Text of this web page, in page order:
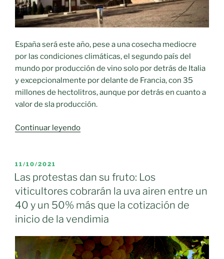
España será este año, pese a una cosecha mediocre
por las condiciones climáticas, el segundo país del
mundo por producción de vino solo por detrás de Italia
y excepcionalmente por delante de Francia, con 35
millones de hectolitros, aunque por detrás en cuanto a
valor de sla producción.
Continuar leyendo«España
productor
mundial
de
vino
en
2020,
delante
PUBLICADO
EL
11/10/2021
Las protestas dan su fruto: Los
viticultores cobrarán la uva airen entre un
40 y un 50% más que la cotización de
inicio de la vendimia